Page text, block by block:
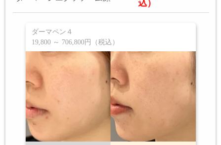
込）
ダーマペン４
19,800 ～ 706,800円（税込）